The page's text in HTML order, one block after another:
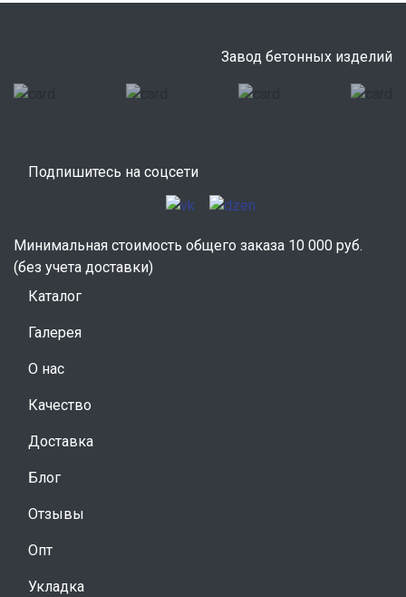
Завод бетонных изделий
Подпишитесь на соцсети
Минимальная стоимость общего заказа 10 000 руб.
(без учета доставки)
Каталог
Галерея
О нас
Качество
Доставка
Блог
Отзывы
Опт
Укладка